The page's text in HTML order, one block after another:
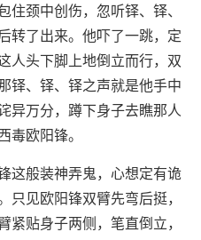
住颈中创伤，忽听铎、铎、
转了出来。他吓了一跳，定
人头下脚上地倒立而行，双
铎、铎、铎之声就是他手中
异万分，蹲下身子去瞧那人
毒欧阳锋。
这般装神弄鬼，心想定有诡
只见欧阳锋双臂先弯后挺，
紧贴身子两侧，笔直倒立，